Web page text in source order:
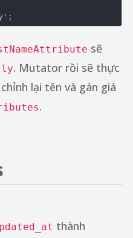
sẽ
. Mutator rồi sẽ thực
lại tên và gán giá
.
thành